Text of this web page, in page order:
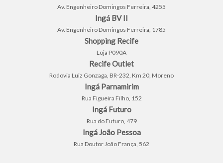
Av. Engenheiro Domingos Ferreira, 4255
Ingá BV II
Av. Engenheiro Domingos Ferreira, 1785
Shopping Recife
Loja P090A
Recife Outlet
Rodovia Luiz Gonzaga, BR-232, Km 20, Moreno
Ingá Parnamirim
Rua Figueira Filho, 152
Ingá Futuro
Rua do Futuro, 479
Ingá João Pessoa
Rua Doutor João França, 562